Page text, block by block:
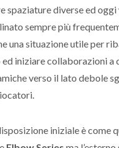
spaziature diverse ed oggi
sempre più
una situazione utile per
ed iniziare collaborazioni a
verso il lato debole
iniziale è come